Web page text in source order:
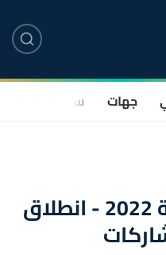
جهات سياسة
جائزة أستاذ(ة) السنة 2022 - انطلاق